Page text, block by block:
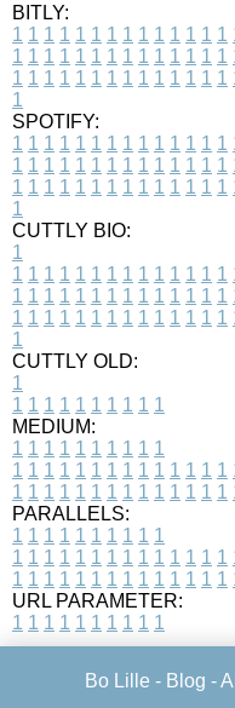
BITLY:
1 1 1 1 1 1 1 1 1 1 1 1 1 1
1 1 1 1 1 1 1 1 1 1 1 1 1 1
1 1 1 1 1 1 1 1 1 1 1 1 1 1
1
SPOTIFY:
1 1 1 1 1 1 1 1 1 1 1 1 1 1
1 1 1 1 1 1 1 1 1 1 1 1 1 1
1 1 1 1 1 1 1 1 1 1 1 1 1 1
1
CUTTLY BIO:
1
1 1 1 1 1 1 1 1 1 1 1 1 1 1
1 1 1 1 1 1 1 1 1 1 1 1 1 1
1 1 1 1 1 1 1 1 1 1 1 1 1 1
1
CUTTLY OLD:
1
1 1 1 1 1 1 1 1 1 1
MEDIUM:
1 1 1 1 1 1 1 1 1 1
1 1 1 1 1 1 1 1 1 1 1 1 1 1
1 1 1 1 1 1 1 1 1 1 1 1 1 1
PARALLELS:
1 1 1 1 1 1 1 1 1 1
1 1 1 1 1 1 1 1 1 1 1 1 1 1
1 1 1 1 1 1 1 1 1 1 1 1 1 1
URL PARAMETER:
1 1 1 1 1 1 1 1 1 1
Bo Lille - Blog -